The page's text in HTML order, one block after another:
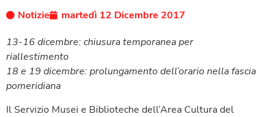
Notizie
martedì 12 Dicembre 2017
13-16 dicembre: chiusura temporanea per
riallestimento
18 e 19 dicembre: prolungamento dell’orario nella fascia
pomeridiana
Il Servizio Musei e Biblioteche dell’Area Cultura del